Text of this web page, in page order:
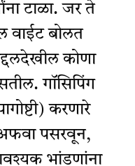
टाळा. जर ते
वाईट बोलत
कोणा
गॉसिपिंग
करणारे
अफवा पसरवून,
भांडणांना